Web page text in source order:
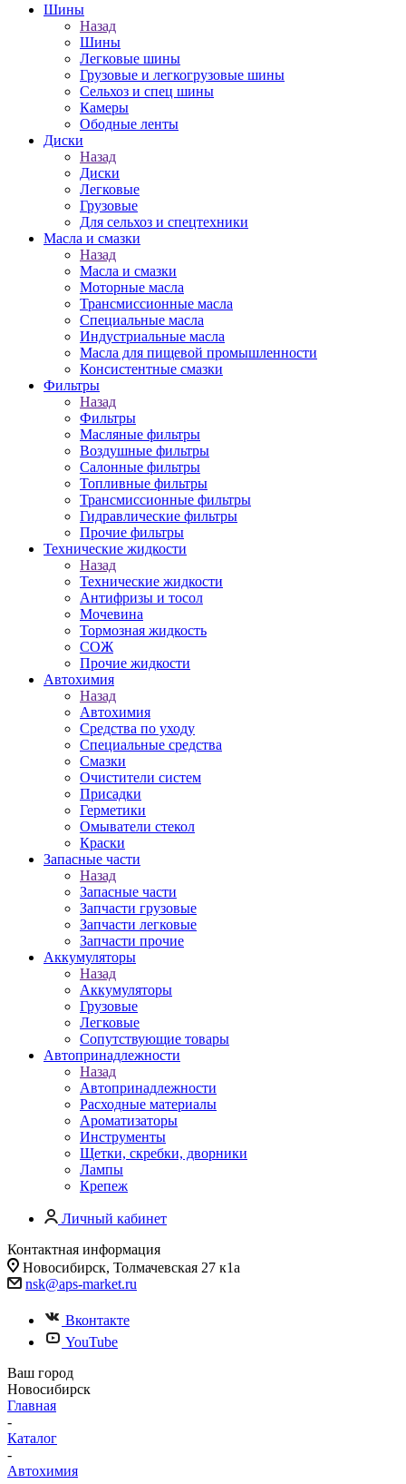
Шины
Назад
Шины
Легковые шины
Грузовые и легкогрузовые шины
Сельхоз и спец шины
Камеры
Ободные ленты
Диски
Назад
Диски
Легковые
Грузовые
Для сельхоз и спецтехники
Масла и смазки
Назад
Масла и смазки
Моторные масла
Трансмиссионные масла
Специальные масла
Индустриальные масла
Масла для пищевой промышленности
Консистентные смазки
Фильтры
Назад
Фильтры
Масляные фильтры
Воздушные фильтры
Салонные фильтры
Топливные фильтры
Трансмиссионные фильтры
Гидравлические фильтры
Прочие фильтры
Технические жидкости
Назад
Технические жидкости
Антифризы и тосол
Мочевина
Тормозная жидкость
СОЖ
Прочие жидкости
Автохимия
Назад
Автохимия
Средства по уходу
Специальные средства
Смазки
Очистители систем
Присадки
Герметики
Омыватели стекол
Краски
Запасные части
Назад
Запасные части
Запчасти грузовые
Запчасти легковые
Запчасти прочие
Аккумуляторы
Назад
Аккумуляторы
Грузовые
Легковые
Сопутствующие товары
Автопринадлежности
Назад
Автопринадлежности
Расходные материалы
Ароматизаторы
Инструменты
Щетки, скребки, дворники
Лампы
Крепеж
Личный кабинет
Контактная информация
Новосибирск, Толмачевская 27 к1а
nsk@aps-market.ru
Вконтакте
YouTube
Ваш город
Новосибирск
Главная
-
Каталог
-
Автохимия